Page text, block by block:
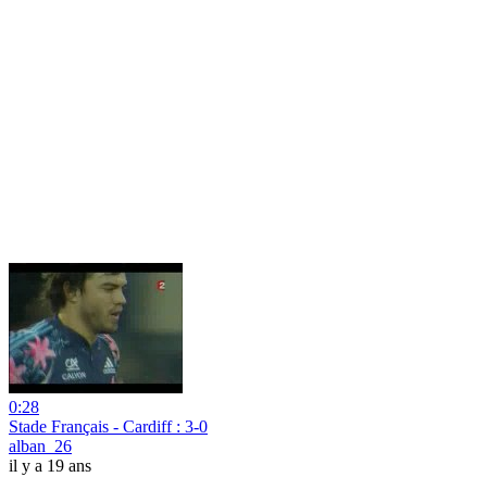
0:28
Stade Français - Cardiff : 3-0
alban_26
il y a 19 ans